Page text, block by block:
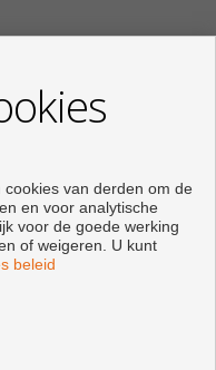
en 16:00 - 19:00
van derden om de
en voor analytische
voor de goede werking
of weigeren. U kunt
beleid